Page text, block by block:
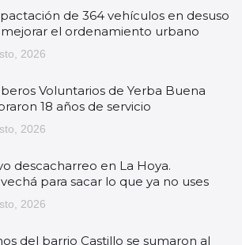
de 364 vehículos en desuso
el ordenamiento urbano
2026
Voluntarios de Yerba Buena
18 años de servicio
2026
descacharreo en La Hoya.
para sacar lo que ya no uses
2026
del barrio Castillo se sumaron al